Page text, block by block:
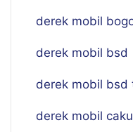
derek mobil
derek mobil bsd
derek mobil bsd
derek mobil